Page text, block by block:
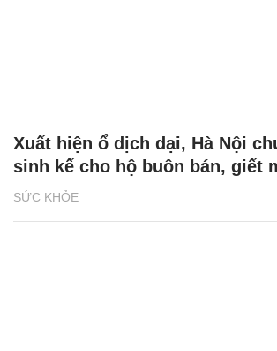
SỨC KHỎE
Xuất hiện ổ dịch dại, Hà Nội
sinh kế cho hộ buôn bán, giết